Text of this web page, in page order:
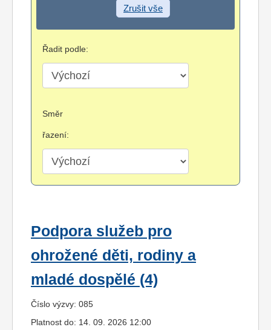
Zrušit vše
Řadit podle:
Směr
řazení:
Podpora služeb pro
ohrožené děti, rodiny a
mladé dospělé (4)
Číslo výzvy: 085
Platnost do: 14. 09. 2026 12:00